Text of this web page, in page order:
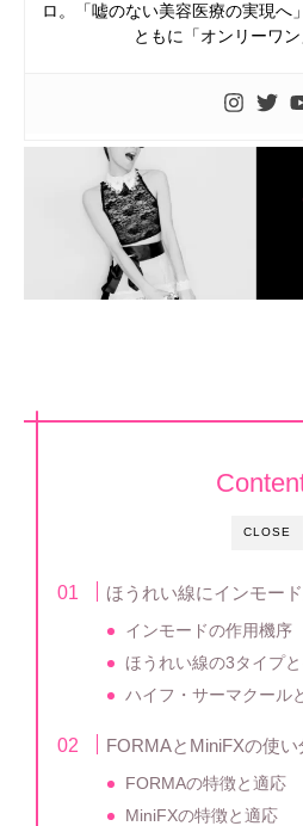
ロ。「嘘のない美容医療の実現へ
ともに「オンリーワン
CLOSE
ほうれい線にインモー
インモードの作用機序
ほうれい線の3タイプ
ハイフ・サーマクール
FORMAとMiniFXの使い
FORMAの特徴と適応
MiniFXの特徴と適応